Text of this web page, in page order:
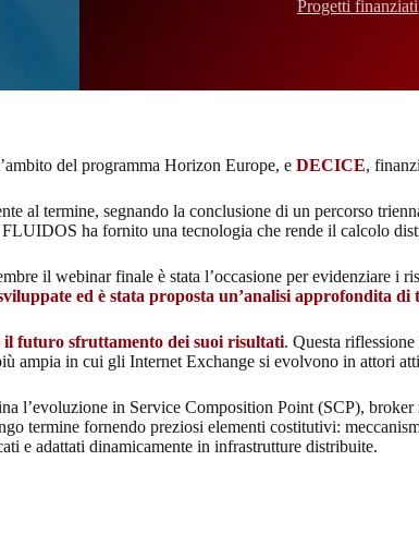
Progetti finanziati
del programma Horizon Europe, e DECICE,
al termine, segnando la conclusione di un percorso
ha fornito una tecnologia che rende il calcolo
il webinar finale è stata l’occasione per evidenziare
ed è stata proposta un’analisi approfondita di
il futuro sfruttamento dei suoi risultati. Questa
ampia in cui gli Internet Exchange si evolvono in attori
l’evoluzione in Service Composition Point (SCP),
termine fornendo preziosi elementi costitutivi:
e adattati dinamicamente in infrastrutture distribuite.